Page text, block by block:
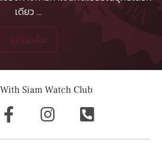
เดียว...
ดูเพิ่มเติม
Siam Watch Club